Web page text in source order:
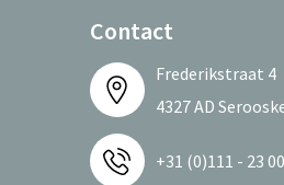
Contact
Frederikstraat 4
4327 AD
+31 (0)111 - 23